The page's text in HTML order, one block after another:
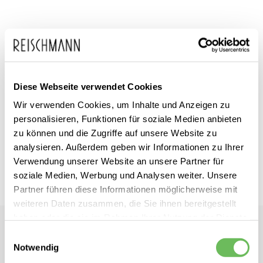
Diese Webseite verwendet Cookies
Wir verwenden Cookies, um Inhalte und Anzeigen zu
personalisieren, Funktionen für soziale Medien anbieten
zu können und die Zugriffe auf unsere Website zu
analysieren. Außerdem geben wir Informationen zu Ihrer
Verwendung unserer Website an unsere Partner für
soziale Medien, Werbung und Analysen weiter. Unsere
Partner führen diese Informationen möglicherweise mit
weiteren Daten zusammen, die Sie ihnen bereitgestellt
Notwendig
Zum
Anfang
der
Bildgalerie
springen
adidas
Herren Trainingsshirt Z.N.E.
inkl. MwSt.
Dieses Produkt ist exklusiv in unseren Filialen erhältlich. Prüfen Sie
mit einem Klick auf „Vor Ort verfügbar?", wo Ihre Größe vorrätig ist.
Vor Ort verfügbar?
Herren Trainingsshirt Z.N.E.